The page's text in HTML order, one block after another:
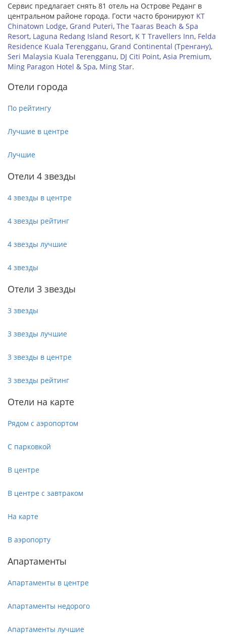
Сервис предлагает снять 81 отель на Острове Реданг в
центральном районе города. Гости часто бронируют KT
Chinatown Lodge, Grand Puteri, The Taaras Beach & Spa
Resort, Laguna Redang Island Resort, K T Travellers Inn, Felda
Residence Kuala Terengganu, Grand Continental (Тренгану),
Seri Malaysia Kuala Terengganu, DJ Citi Point, Asia Premium,
Ming Paragon Hotel & Spa, Ming Star.
Отели города
По рейтингу
Лучшие в центре
Лучшие
Отели 4 звезды
4 звезды в центре
4 звезды рейтинг
4 звезды лучшие
4 звезды
Отели 3 звезды
3 звезды
3 звезды лучшие
3 звезды в центре
3 звезды рейтинг
Отели на карте
Рядом с аэропортом
С парковкой
В центре
В центре с завтраком
На карте
В аэропорту
Апартаменты
Апартаменты в центре
Апартаменты недорого
Апартаменты лучшие